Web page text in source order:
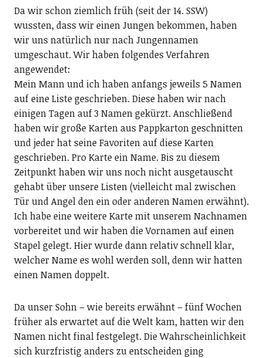
Da wir schon ziemlich früh (seit der 14. SSW)
wussten, dass wir einen Jungen bekommen, haben
wir uns natürlich nur nach Jungennamen
umgeschaut. Wir haben folgendes Verfahren
angewendet:
Mein Mann und ich haben anfangs jeweils 5 Namen
auf eine Liste geschrieben. Diese haben wir nach
einigen Tagen auf 3 Namen gekürzt. Anschließend
haben wir große Karten aus Pappkarton geschnitten
und jeder hat seine Favoriten auf diese Karten
geschrieben. Pro Karte ein Name. Bis zu diesem
Zeitpunkt haben wir uns noch nicht ausgetauscht
gehabt über unsere Listen (vielleicht mal zwischen
Tür und Angel den ein oder anderen Namen erwähnt).
Ich habe eine weitere Karte mit unserem Nachnamen
vorbereitet und wir haben die Vornamen auf einen
Stapel gelegt. Hier wurde dann relativ schnell klar,
welcher Name es wohl werden soll, denn wir hatten
einen Namen doppelt.
Da unser Sohn – wie bereits erwähnt – fünf Wochen
früher als erwartet auf die Welt kam, hatten wir den
Namen nicht final festgelegt. Die Wahrscheinlichkeit
sich kurzfristig anders zu entscheiden ging